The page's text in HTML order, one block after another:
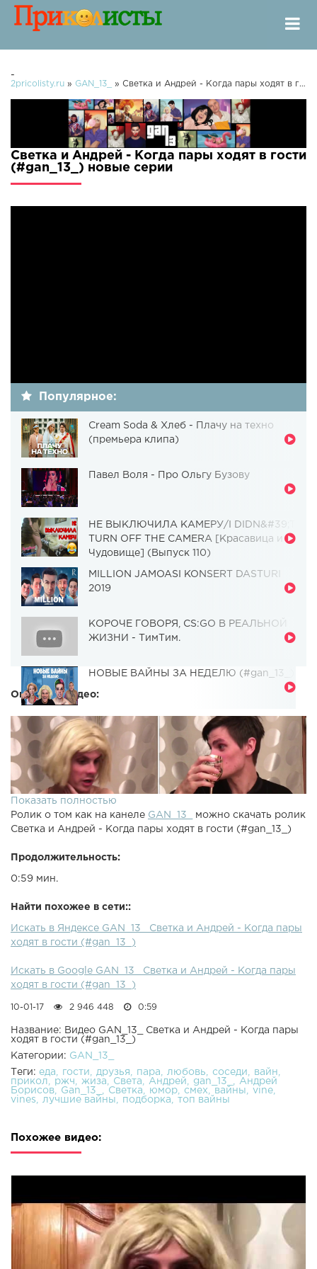
-
2pricolisty.ru » GAN_13_ » Светка и Андрей - Когда пары ходят в гости (#gan_13_)
Светка и Андрей - Когда пары ходят в гости
(#gan_13_) новые серии
Популярное:
Cream Soda & Хлеб - Плачу на техно
(премьера клипа)
Павел Воля - Про Ольгу Бузову
НЕ ВЫКЛЮЧИЛА КАМЕРУ/I DIDN&#39;T
TURN OFF THE CAMERA [Красавица и
Чудовище] (Выпуск 110)
MILLION JAMOASI KONSERT DASTURI
2019
КОРОЧЕ ГОВОРЯ, CS:GO В РЕАЛЬНОЙ
ЖИЗНИ - ТимТим.
НОВЫЕ ВАЙНЫ ЗА НЕДЕЛЮ (#gan_13_)
Описание видео:
Показать полностью
Ролик о том как на канеле GAN_13_
можно скачать ролик
Светка и Андрей - Когда пары ходят в гости (#gan_13_)
Продолжительность:
0:59 мин.
Найти похожее в сети::
Искать в Яндексе GAN_13_ Светка и Андрей - Когда пары
ходят в гости (#gan_13_)
Искать в Google GAN_13_ Светка и Андрей - Когда пары
ходят в гости (#gan_13_)
10-01-17 2 946 448 0:59
Название: Видео GAN_13_ Светка и Андрей - Когда пары
ходят в гости (#gan_13_)
Категории: GAN_13_
Теги: еда гости друзья пара любовь соседи
вайн
прикол
ржч жиза Света Андрей gan_13_
Андрей
Борисов
Gan_13_ Светка юмор смех вайны
vine
vines
лучшие вайны подборка топ вайны
Похожее видео: